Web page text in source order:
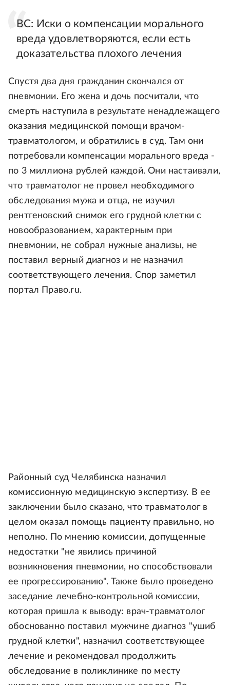
ВС: Иски о компенсации морального
вреда удовлетворяются, если есть
доказательства плохого лечения
Спустя два дня гражданин скончался от
пневмонии. Его жена и дочь посчитали, что
смерть наступила в результате ненадлежащего
оказания медицинской помощи врачом-
травматологом, и обратились в суд. Там они
потребовали компенсации морального вреда -
по 3 миллиона рублей каждой. Они настаивали,
что травматолог не провел необходимого
обследования мужа и отца, не изучил
рентгеновский снимок его грудной клетки с
новообразованием, характерным при
пневмонии, не собрал нужные анализы, не
поставил верный диагноз и не назначил
соответствующего лечения. Спор заметил
портал Право.ru.
Районный суд Челябинска назначил
комиссионную медицинскую экспертизу. В ее
заключении было сказано, что травматолог в
целом оказал помощь пациенту правильно, но
неполно. По мнению комиссии, допущенные
недостатки "не явились причиной
возникновения пневмонии, но способствовали
ее прогрессированию". Также было проведено
заседание лечебно-контрольной комиссии,
которая пришла к выводу: врач-травматолог
обоснованно поставил мужчине диагноз "ушиб
грудной клетки", назначил соответствующее
лечение и рекомендовал продолжить
обследование в поликлинике по месту